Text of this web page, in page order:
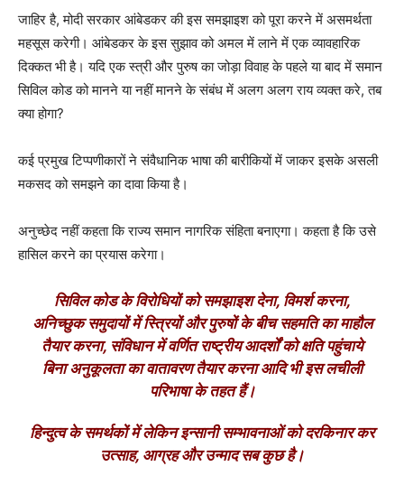
जाहिर है, मोदी सरकार आंबेडकर की इस समझाइश को पूरा करने में असमर्थता
महसूस करेगी। आंबेडकर के इस सुझाव को अमल में लाने में एक व्यावहारिक
दिक्कत भी है। यदि एक स्त्री और पुरुष का जोड़ा विवाह के पहले या बाद में समान
सिविल कोड को मानने या नहीं मानने के संबंध में अलग अलग राय व्यक्त करे, तब
क्या होगा?
कई प्रमुख टिप्पणीकारों ने संवैधानिक भाषा की बारीकियों में जाकर इसके असली
मकसद को समझने का दावा किया है।
अनुच्छेद नहीं कहता कि राज्य समान नागरिक संहिता बनाएगा। कहता है कि उसे
हासिल करने का प्रयास करेगा।
सिविल कोड के विरोधियों को समझाइश देना, विमर्श करना,
अनिच्छुक समुदायों में स्त्रियों और पुरुषों के बीच सहमति का माहौल
तैयार करना, संविधान में वर्णित राष्ट्रीय आदर्शों को क्षति पहुंचाये
बिना अनुकूलता का वातावरण तैयार करना आदि भी इस लचीली
परिभाषा के तहत हैं।
हिन्दुत्व के समर्थकों में लेकिन इन्सानी सम्भावनाओं को दरकिनार कर
उत्साह, आग्रह और उन्माद सब कुछ है।